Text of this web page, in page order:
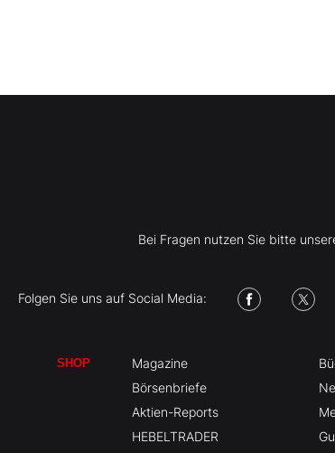
Bei Fragen nutzen Sie bitte
Folgen Sie uns auf Social Media:
SHOP
Magazine
Börsenbriefe
Aktien-Reports
HEBELTRADER